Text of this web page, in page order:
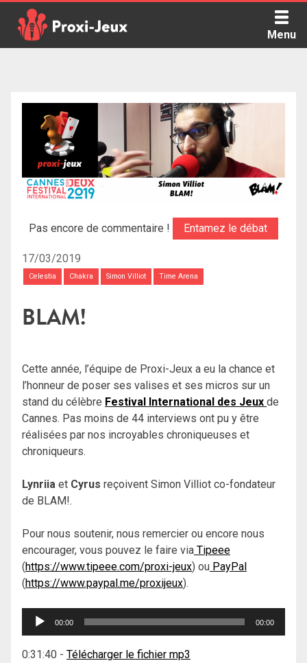
content
Menu
Pas encore de commentaire ! Entamez le débat
17/03/2019
Celestia Chakra Simon Villiot Time Arena
BLAM!
Cette année, l’équipe de Proxi-Jeux a eu la chance et
l’honneur de poser ses valises et ses micros sur un
stand du célèbre Festival International des Jeux de
Cannes. Pas moins de 44 interviews ont pu y être
réalisées par nos incroyables chroniqueuses et
chroniqueurs.
Lynriia et Cyrus reçoivent Simon Villiot co-fondateur
de BLAM!.
Pour nous soutenir, nous remercier ou encore nous
encourager, vous pouvez le faire via Tipeee
(https://www.tipeee.com/proxi-jeux) ou PayPal
(https://www.paypal.me/proxijeux).
Lecteur
00:00 00:00
0:31:40 - Télécharger le fichier mp3